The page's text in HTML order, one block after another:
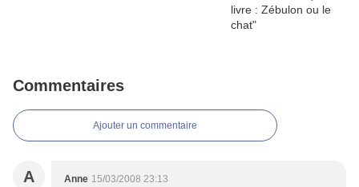
Commentaires
Ajouter un commentaire
A Anne 15/03/2008 23:13